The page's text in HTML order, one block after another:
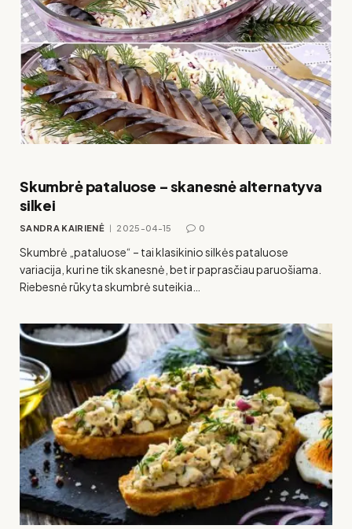
Skumbrė pataluose – skanesnė alternatyva
silkei
SANDRA KAIRIENĖ 2025-04-15 0
Skumbrė „pataluose“ – tai klasikinio silkės pataluose
variacija, kuri ne tik skanesnė, bet ir paprasčiau paruošiama.
Riebesnė rūkyta skumbrė suteikia…